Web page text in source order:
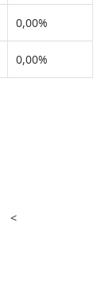
0,00%
0,00%
<